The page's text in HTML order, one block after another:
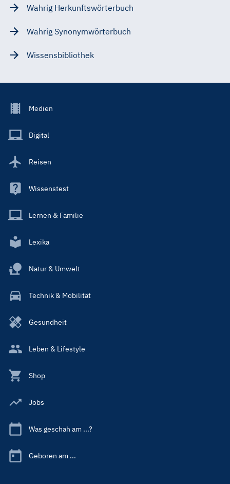
Wahrig Herkunftswörterbuch
Wahrig Synonymwörterbuch
Wissensbibliothek
Footer
Main
Medien
Digital
Reisen
Wissenstest
Lernen & Familie
Lexika
Natur & Umwelt
Technik & Mobilität
Gesundheit
Leben & Lifestyle
Shop
Jobs
Was geschah am ...?
Geboren am ...